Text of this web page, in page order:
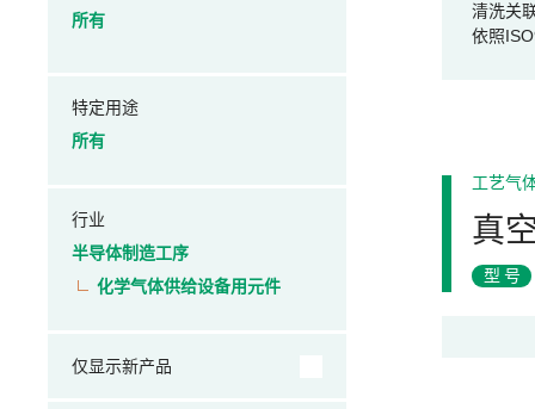
清洗关
依照
工艺气
真
型号
所有
特定用途
所有
行业
半导体制造工序
化学气体供给设备用元件
仅显示新产品